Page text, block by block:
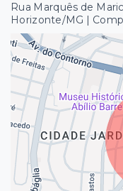
Rua Marquês de
Horizonte/MG |